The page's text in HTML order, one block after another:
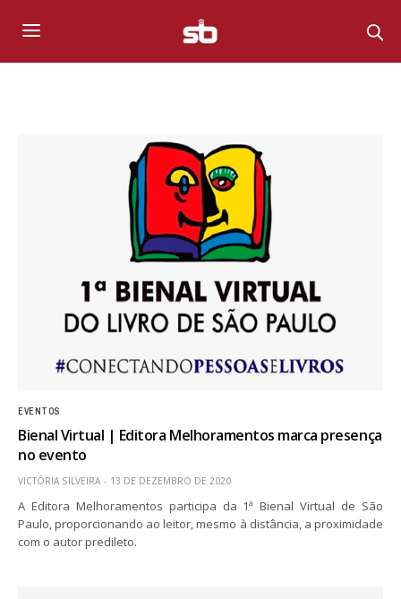
EVENTOS
Bienal Virtual | Editora Melhoramentos marca presença
no evento
VICTÓRIA SILVEIRA 13 DE DEZEMBRO DE 2020
A Editora Melhoramentos participa da 1ª Bienal Virtual de São
Paulo, proporcionando ao leitor, mesmo à distância, a proximidade
com o autor predileto.